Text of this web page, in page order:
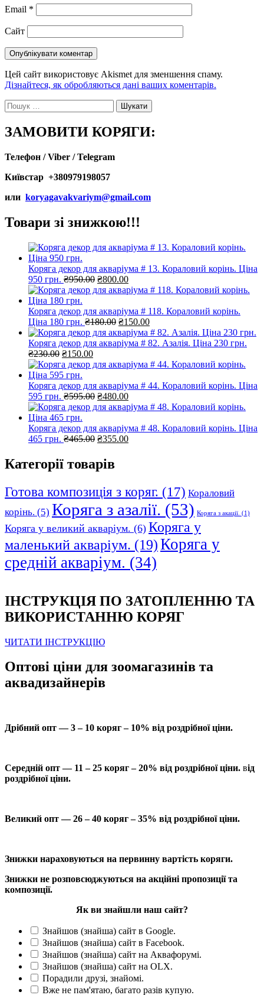
Email *
Сайт
Цей сайт використовує Akismet для зменшення спаму.
Дізнайтеся, як обробляються дані ваших коментарів.
Пошук:
ЗАМОВИТИ КОРЯГИ:
Телефон / Viber / Telegram
Київстар +380979198057
или koryagavakvariym@gmail.com
Товари зі знижкою!!!
Коряга декор для акваріума # 13. Кораловий корінь. Ціна
950 грн. ₴950.00 Оригінальна
ціна:
₴800.00Поточна
ціна:
Коряга декор для акваріума # 118. Кораловий корінь.
Ціна 180 грн. ₴180.00 Оригінальна
ціна:
₴180.00.
₴150.00Поточна
ціна:
₴150.00.
Коряга декор для акваріума # 82. Азалія. Ціна 230 грн.
₴230.00 Оригінальна
ціна:
₴230.00.
₴150.00Поточна
ціна:
Коряга декор для акваріума # 44. Кораловий корінь. Ціна
595 грн. ₴595.00 Оригінальна
ціна:
₴480.00Поточна
ціна:
Коряга декор для акваріума # 48. Кораловий корінь. Ціна
465 грн. ₴465.00 Оригінальна
₴465.00.
₴355.00Поточна
Категорії товарів
Готова композиція з коряг. (17) Кораловий
корінь. (5) Коряга з азалії. (53) Коряга з акації. (1)
Коряга у великий акваріум. (6) Коряга у
маленький акваріум. (19)Коряга у
средній акваріум. (34)
ІНСТРУКЦІЯ ПО ЗАТОПЛЕННЮ ТА
ВИКОРИСТАННЮ КОРЯГ
ЧИТАТИ ІНСТРУКЦІЮ
Оптові ціни для зоомагазинів та
аквадизайнерів
Дрібний опт — 3 – 10 коряг – 10% від роздрібної ціни.
Середній опт — 11 – 25 коряг – 20% від роздрібної ціни. від
роздрібної ціни.
Великий опт — 26 – 40 коряг – 35% від роздрібної ціни.
Знижки нараховуються на первинну вартість коряги.
Знижки не розповсюджуються на акційні пропозиції та
композиції.
Як ви знайшли наш сайт?
Знайшов (знайша) сайт в Google.
Знайшов (знайша) сайт в Facebook.
Знайшов (знайша) сайт на Аквафорумі.
Знайшов (знайша) сайт на OLX.
Порадили друзі, знайомі.
Вже не пам'ятаю, багато разів купую.